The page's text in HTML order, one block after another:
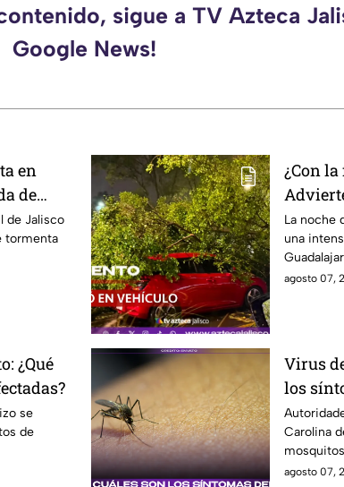
sigue a TV Azteca
Google News!
en
de
de Jalisco
tormenta
¿Con
La noche
una
agosto 07,
¿Qué
se
de
Virus
los
Carolina
sus
agosto 07,